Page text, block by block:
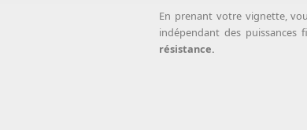
En prenant votre vignette,
indépendant des puissances
résistance.